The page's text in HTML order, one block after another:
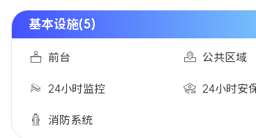
基本设施(5)
前台 公共区域
24小时监控 24小时安
消防系统